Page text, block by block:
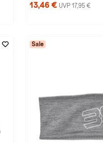
13,46 € UVP 17,95 €
Sale